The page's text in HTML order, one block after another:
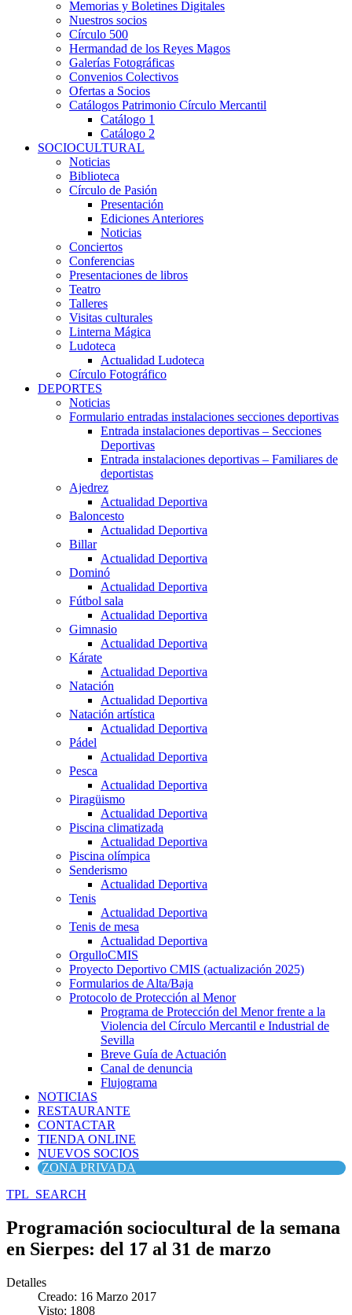
Memorias y Boletines Digitales
Nuestros socios
Círculo 500
Hermandad de los Reyes Magos
Galerías Fotográficas
Convenios Colectivos
Ofertas a Socios
Catálogos Patrimonio Círculo Mercantil
Catálogo 1
Catálogo 2
SOCIOCULTURAL
Noticias
Biblioteca
Círculo de Pasión
Presentación
Ediciones Anteriores
Noticias
Conciertos
Conferencias
Presentaciones de libros
Teatro
Talleres
Visitas culturales
Linterna Mágica
Ludoteca
Actualidad Ludoteca
Círculo Fotográfico
DEPORTES
Noticias
Formulario entradas instalaciones secciones deportivas
Entrada instalaciones deportivas – Secciones
Deportivas
Entrada instalaciones deportivas – Familiares de
deportistas
Ajedrez
Actualidad Deportiva
Baloncesto
Actualidad Deportiva
Billar
Actualidad Deportiva
Dominó
Actualidad Deportiva
Fútbol sala
Actualidad Deportiva
Gimnasio
Actualidad Deportiva
Kárate
Actualidad Deportiva
Natación
Actualidad Deportiva
Natación artística
Actualidad Deportiva
Pádel
Actualidad Deportiva
Pesca
Actualidad Deportiva
Piragüismo
Actualidad Deportiva
Piscina climatizada
Actualidad Deportiva
Piscina olímpica
Senderismo
Actualidad Deportiva
Tenis
Actualidad Deportiva
Tenis de mesa
Actualidad Deportiva
OrgulloCMIS
Proyecto Deportivo CMIS (actualización 2025)
Formularios de Alta/Baja
Protocolo de Protección al Menor
Programa de Protección del Menor frente a la
Violencia del Círculo Mercantil e Industrial de
Sevilla
Breve Guía de Actuación
Canal de denuncia
Flujograma
NOTICIAS
RESTAURANTE
CONTACTAR
TIENDA ONLINE
NUEVOS SOCIOS
ZONA PRIVADA
TPL_SEARCH
Programación sociocultural de la semana
en Sierpes: del 17 al 31 de marzo
Detalles
Creado: 16 Marzo 2017
Visto: 1808